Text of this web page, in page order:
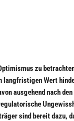
zu
Wert
ausgehend nach
sind bereit dazu,